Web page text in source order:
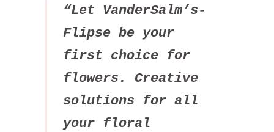
“Let VanderSalm’s-
Flipse be your
first choice for
flowers. Creative
solutions for all
your floral